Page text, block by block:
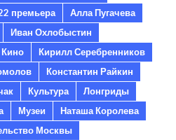
премьера
Алла Пугачева
Иван Охлобыстин
Кино
Кирилл Серебренников
Константин Райкин
Культура
Лонгриды
Музеи
Наташа Королева
Москвы